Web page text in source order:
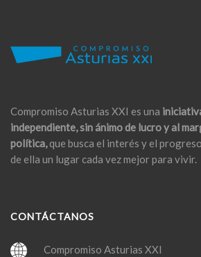
Compromiso Asturias XXI es una
independiente, sin ánimo de lucro y al
política,que busca el interés y el
de ella un lugar cada vez mejor para vivir.
CONTÁCTANOS
Compromiso Asturias XXI